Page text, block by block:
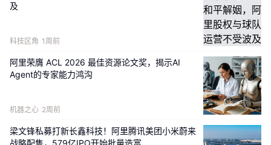
及
科技区角 1周前
阿里荣膺 ACL 2026 最佳资源论文奖，揭示AI
Agent的专家能力鸿沟
机器之心 2周前
梁文锋私募打新长鑫科技！阿里腾讯美团小米蔚来
战略配售，579亿IPO开始批量造富